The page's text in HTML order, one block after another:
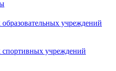
учреждений
учреждений